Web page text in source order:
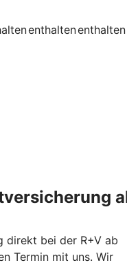
enthaltenenthalten
direkt bei der R+V ab
Termin mit uns. Wir